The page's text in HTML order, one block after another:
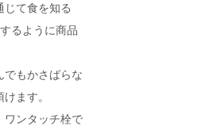
じて食を知る
るように商品
でもかさばらな
ます。
ワンタッチ栓で